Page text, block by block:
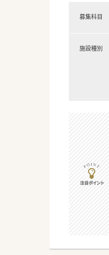
募集科目
施設種別